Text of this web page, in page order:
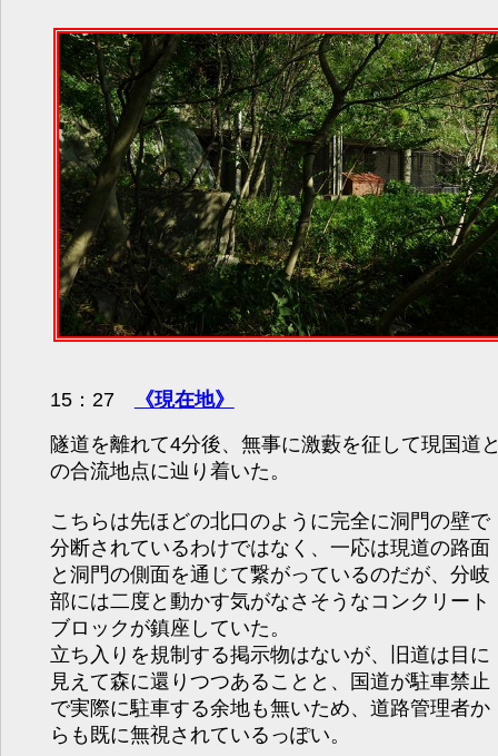
15：27
《現在地》
隧道を離れて4分後、無事に激藪を征して現国道
の合流地点に辿り着いた。
こちらは先ほどの北口のように完全に洞門の壁で
分断されているわけではなく、一応は現道の路面
と洞門の側面を通じて繋がっているのだが、分岐
部には二度と動かす気がなさそうなコンクリート
ブロックが鎮座していた。
立ち入りを規制する掲示物はないが、旧道は目に
見えて森に還りつつあることと、国道が駐車禁止
で実際に駐車する余地も無いため、道路管理者か
らも既に無視されているっぽい。